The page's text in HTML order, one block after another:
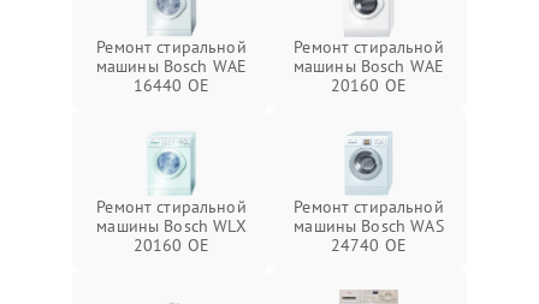
Ремонт стиральной
машины Bosch WAE
16440 OE
Ремонт стиральной
машины Bosch WAE
20160 OE
Ремонт стиральной
машины Bosch WLX
20160 OE
Ремонт стиральной
машины Bosch WAS
24740 OE